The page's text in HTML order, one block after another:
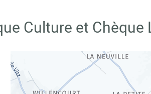
Culture et Chèque